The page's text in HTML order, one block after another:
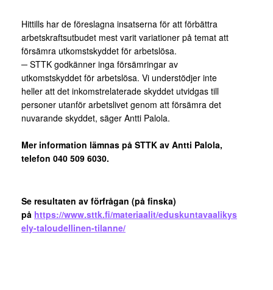
Hittills har de föreslagna insatserna för att förbättra
arbetskraftsutbudet mest varit variationer på temat att
försämra utkomstskyddet för arbetslösa.
─ STTK godkänner inga försämringar av
utkomstskyddet för arbetslösa. Vi understödjer inte
heller att det inkomstrelaterade skyddet utvidgas till
personer utanför arbetslivet genom att försämra det
nuvarande skyddet, säger Antti Palola.
Mer information lämnas på STTK av Antti Palola,
telefon 040 509 6030.
Se resultaten av förfrågan (på finska)
på https://www.sttk.fi/materiaalit/eduskuntavaalikys
ely-taloudellinen-tilanne/